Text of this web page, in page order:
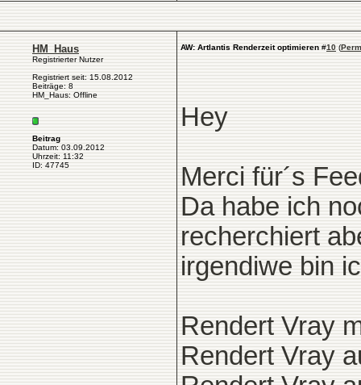
HM_Haus
Registrierter Nutzer
Registriert seit: 15.08.2012
Beiträge: 8
HM_Haus: Offline
Beitrag
Datum: 03.09.2012
Uhrzeit: 11:32
ID: 47745
AW: Artlantis Renderzeit optimieren #10 (
Hey
Merci für´s
Da habe ich
recherchiert
irgendiwe bin
Rendert Vray
Rendert Vray